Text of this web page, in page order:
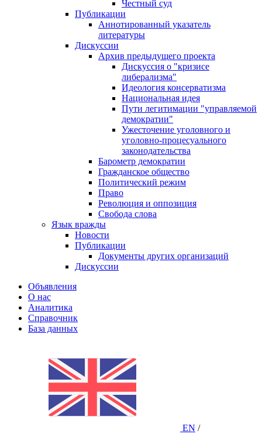
Честный суд
Публикации
Аннотированный указатель
литературы
Дискуссии
Архив предыдущего проекта
Дискуссия о "кризисе
либерализма"
Идеология консерватизма
Национальная идея
Пути легитимации "управляемой
демократии"
Ужесточение уголовного и
уголовно-процесуального
законодательства
Барометр демократии
Гражданское общество
Политический режим
Право
Революция и оппозиция
Свобода слова
Язык вражды
Новости
Публикации
Документы других организаций
Дискуссии
Объявления
О нас
Аналитика
Справочник
База данных
EN /